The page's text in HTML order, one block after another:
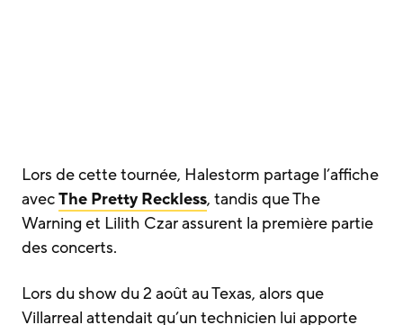
Lors de cette tournée, Halestorm partage l’affiche
avecThe Pretty Reckless, tandis que The
Warning et Lilith Czar assurent la première partie
des concerts.
Lors du show du 2 août au Texas, alors que
Villarreal attendait qu’un technicien lui apporte